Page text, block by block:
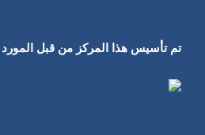
تم تأسيس هذا المركز من قبل